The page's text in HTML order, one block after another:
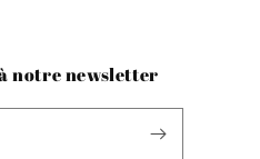
notre newsletter